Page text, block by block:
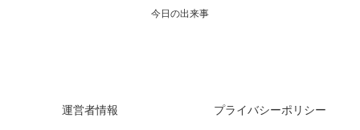
今日の出来事
運営者情報 プライバシーポリシー